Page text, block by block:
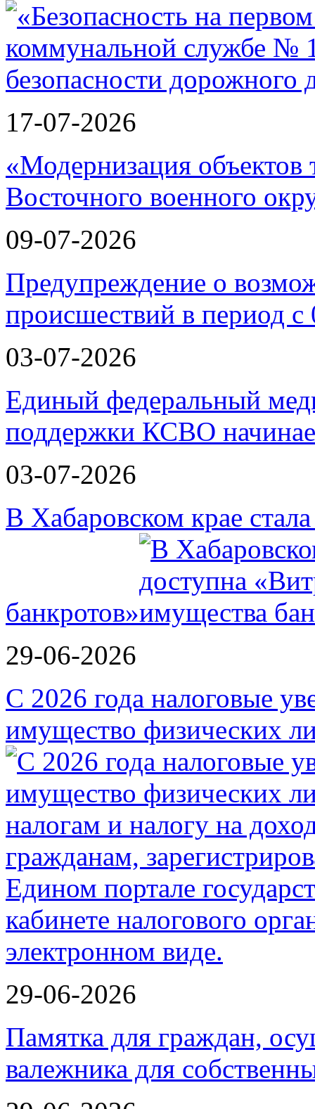
17-07-2026
«Модернизация объектов
Восточного военного
09-07-2026
Предупреждение о
происшествий в период
03-07-2026
Единый федеральный
поддержки КСВО
03-07-2026
В Хабаровском крае
банкротов»
29-06-2026
С 2026 года налоговые
имущество физических
29-06-2026
Памятка для граждан,
валежника для